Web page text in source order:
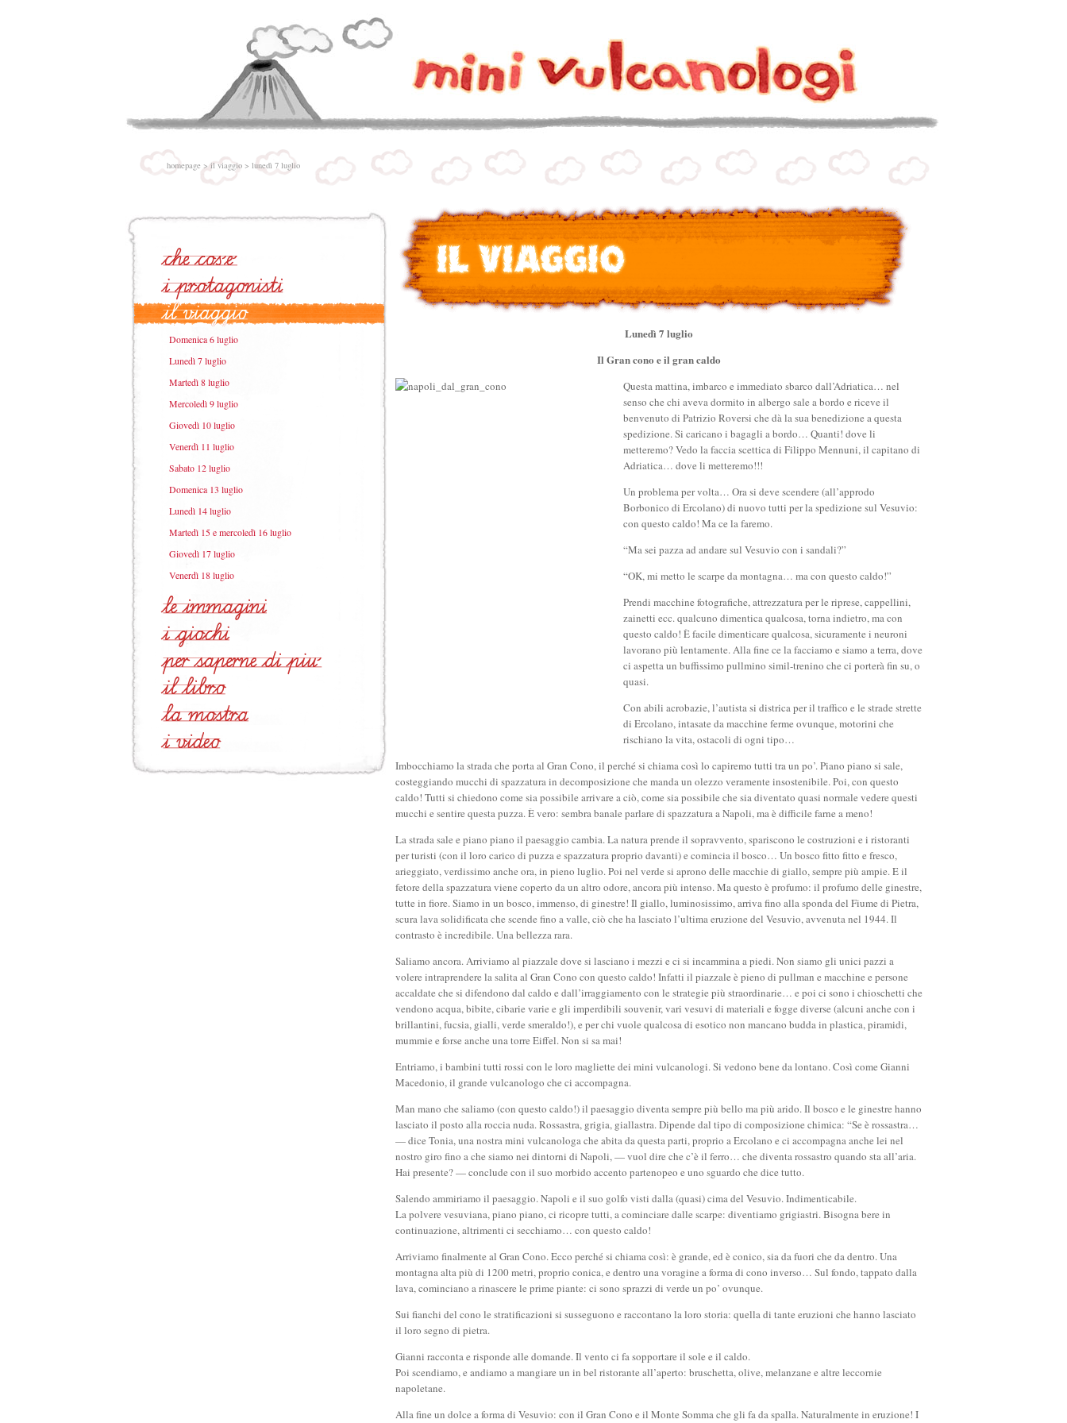
homepage >il viaggio > lunedì 7 luglio
Domenica 6 luglio
Lunedì 7 luglio
Martedì 8 luglio
Mercoledì 9 luglio
Giovedì 10 luglio
Venerdì 11 luglio
Sabato 12 luglio
Domenica 13 luglio
Lunedì 14 luglio
Martedì 15 e mercoledì 16 luglio
Giovedì 17 luglio
Venerdì 18 luglio
Lunedì 7 luglio
Il Gran cono e il gran caldo
Questa mattina, imbarco e immediato sbarco dall’Adriatica… nel
senso che chi aveva dormito in albergo sale a bordo e riceve il
benvenuto di Patrizio Roversi che dà la sua benedizione a questa
spedizione. Si caricano i bagagli a bordo… Quanti! dove li
metteremo? Vedo la faccia scettica di Filippo Mennuni, il capitano di
Adriatica… dove li metteremo!!!
Un problema per volta… Ora si deve scendere (all’approdo
Borbonico di Ercolano) di nuovo tutti per la spedizione sul Vesuvio:
con questo caldo! Ma ce la faremo.
“Ma sei pazza ad andare sul Vesuvio con i sandali?”
“OK, mi metto le scarpe da montagna… ma con questo caldo!”
Prendi macchine fotografiche, attrezzatura per le riprese, cappellini,
zainetti ecc. qualcuno dimentica qualcosa, torna indietro, ma con
questo caldo! È facile dimenticare qualcosa, sicuramente i neuroni
lavorano più lentamente. Alla fine ce la facciamo e siamo a terra, dove
ci aspetta un buffissimo pullmino simil-trenino che ci porterà fin su, o
quasi.
Con abili acrobazie, l’autista si districa per il traffico e le strade strette
di Ercolano, intasate da macchine ferme ovunque, motorini che
rischiano la vita, ostacoli di ogni tipo…
Imbocchiamo la strada che porta al Gran Cono, il perché si chiama così lo capiremo tutti tra un po’. Piano piano si sale,
costeggiando mucchi di spazzatura in decomposizione che manda un olezzo veramente insostenibile. Poi, con questo
caldo! Tutti si chiedono come sia possibile arrivare a ciò, come sia possibile che sia diventato quasi normale vedere questi
mucchi e sentire questa puzza. È vero: sembra banale parlare di spazzatura a Napoli, ma è difficile farne a meno!
La strada sale e piano piano il paesaggio cambia. La natura prende il sopravvento, spariscono le costruzioni e i ristoranti
per turisti (con il loro carico di puzza e spazzatura proprio davanti) e comincia il bosco… Un bosco fitto fitto e fresco,
arieggiato, verdissimo anche ora, in pieno luglio. Poi nel verde si aprono delle macchie di giallo, sempre più ampie. E il
fetore della spazzatura viene coperto da un altro odore, ancora più intenso. Ma questo è profumo: il profumo delle ginestre,
tutte in fiore. Siamo in un bosco, immenso, di ginestre! Il giallo, luminosissimo, arriva fino alla sponda del Fiume di Pietra,
scura lava solidificata che scende fino a valle, ciò che ha lasciato l’ultima eruzione del Vesuvio, avvenuta nel 1944. Il
contrasto è incredibile. Una bellezza rara.
Saliamo ancora. Arriviamo al piazzale dove si lasciano i mezzi e ci si incammina a piedi. Non siamo gli unici pazzi a
volere intraprendere la salita al Gran Cono con questo caldo! Infatti il piazzale è pieno di pullman e macchine e persone
accaldate che si difendono dal caldo e dall’irraggiamento con le strategie più straordinarie… e poi ci sono i chioschetti che
vendono acqua, bibite, cibarie varie e gli imperdibili souvenir, vari vesuvi di materiali e fogge diverse (alcuni anche con i
brillantini, fucsia, gialli, verde smeraldo!), e per chi vuole qualcosa di esotico non mancano budda in plastica, piramidi,
mummie e forse anche una torre Eiffel. Non si sa mai!
Entriamo, i bambini tutti rossi con le loro magliette dei mini vulcanologi. Si vedono bene da lontano. Così come Gianni
Macedonio, il grande vulcanologo che ci accompagna.
Man mano che saliamo (con questo caldo!) il paesaggio diventa sempre più bello ma più arido. Il bosco e le ginestre hanno
lasciato il posto alla roccia nuda. Rossastra, grigia, giallastra. Dipende dal tipo di composizione chimica: “Se è rossastra…
— dice Tonia, una nostra mini vulcanologa che abita da questa parti, proprio a Ercolano e ci accompagna anche lei nel
nostro giro fino a che siamo nei dintorni di Napoli, — vuol dire che c’è il ferro… che diventa rossastro quando sta all’aria.
Hai presente? — conclude con il suo morbido accento partenopeo e uno sguardo che dice tutto.
Salendo ammiriamo il paesaggio. Napoli e il suo golfo visti dalla (quasi) cima del Vesuvio. Indimenticabile.
La polvere vesuviana, piano piano, ci ricopre tutti, a cominciare dalle scarpe: diventiamo grigiastri. Bisogna bere in
continuazione, altrimenti ci secchiamo… con questo caldo!
Arriviamo finalmente al Gran Cono. Ecco perché si chiama così: è grande, ed è conico, sia da fuori che da dentro. Una
montagna alta più di 1200 metri, proprio conica, e dentro una voragine a forma di cono inverso… Sul fondo, tappato dalla
lava, cominciano a rinascere le prime piante: ci sono sprazzi di verde un po’ ovunque.
Sui fianchi del cono le stratificazioni si susseguono e raccontano la loro storia: quella di tante eruzioni che hanno lasciato
il loro segno di pietra.
Gianni racconta e risponde alle domande. Il vento ci fa sopportare il sole e il caldo.
Poi scendiamo, e andiamo a mangiare un in bel ristorante all’aperto: bruschetta, olive, melanzane e altre leccornie
napoletane.
Alla fine un dolce a forma di Vesuvio: con il Gran Cono e il Monte Somma che gli fa da spalla. Naturalmente in eruzione! I